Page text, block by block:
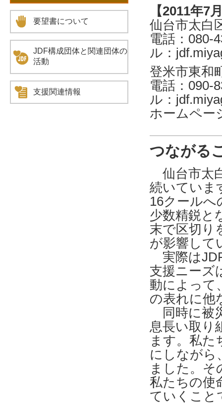
【2011年7
仙台市太白
電話：080-
ル：
登米市東和
電話：090-
ル：
ホームペー
つながる
仙台市太
続いていま
16クールへ
少数精鋭と
末で区切り
が影響して
実際は
支援ニーズ
動によって
の表れに他
同時に被
息長い取り
ます。私た
にしながら
ました。
私たちの使
ていくこと
要望書について
JDF構成団体と関連団体の
活動
支援関連情報